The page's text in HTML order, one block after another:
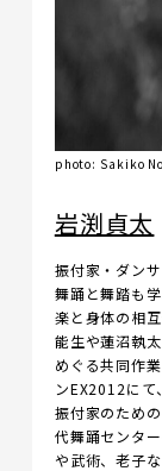
photo: Sakiko
岩渕貞太
振付家・ダン
舞踊と舞踏も
楽と身体の相
能生や蓮沼執
めぐる共同作
ンEX2012に
振付家のため
代舞踊センタ
や武術、老子